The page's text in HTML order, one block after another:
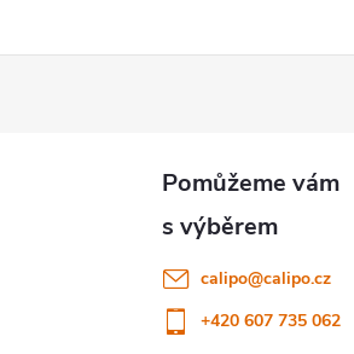
calipo@calipo.cz
+420 607 735 062